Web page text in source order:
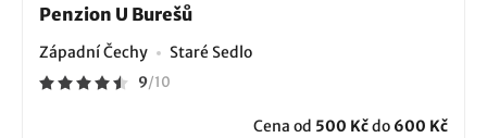
Penzion U Burešů
Západní Čechy Staré Sedlo
9/10
Cena od 500 Kčdo 600 Kč